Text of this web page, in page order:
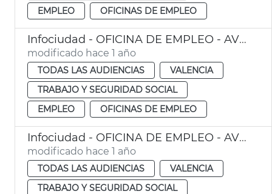
EMPLEO
OFICINAS DE EMPLEO
Infociudad - OFICINA DE EMPLEO - AV CID
modificado hace 1 año
TODAS LAS AUDIENCIAS
VALENCIA
TRABAJO Y SEGURIDAD SOCIAL
EMPLEO
OFICINAS DE EMPLEO
Infociudad - OFICINA DE EMPLEO - AV DEL PUERTO
modificado hace 1 año
TODAS LAS AUDIENCIAS
VALENCIA
TRABAJO Y SEGURIDAD SOCIAL